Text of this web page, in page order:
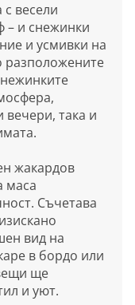
весели
– и снежинки
и усмивки на
разположените
вечери, така и
жакардов
маса
Съчетава
вид на
в бордо или
ще
и уют.